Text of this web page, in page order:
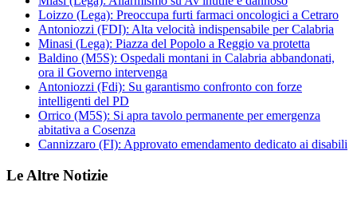
Loizzo (Lega): Preoccupa furti farmaci oncologici a Cetraro
Antoniozzi (FDI): Alta velocità indispensabile per Calabria
Minasi (Lega): Piazza del Popolo a Reggio va protetta
Baldino (M5S): Ospedali montani in Calabria abbandonati,
ora il Governo intervenga
Antoniozzi (Fdi): Su garantismo confronto con forze
intelligenti del PD
Orrico (M5S): Si apra tavolo permanente per emergenza
abitativa a Cosenza
Cannizzaro (FI): Approvato emendamento dedicato ai disabili
Le Altre Notizie